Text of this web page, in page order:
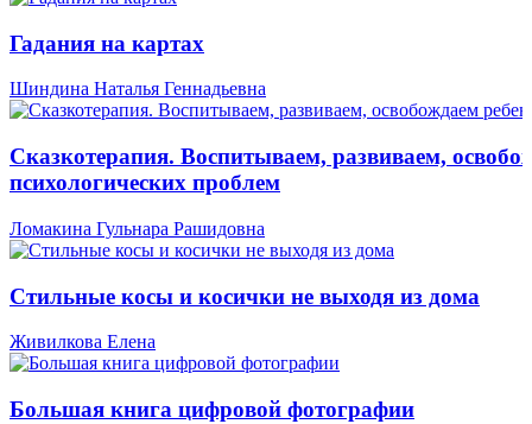
Гадания на картах
Шиндина Наталья Геннадьевна
Сказкотерапия. Воспитываем, развиваем,
психологических проблем
Ломакина Гульнара Рашидовна
Стильные косы и косички не выходя из дома
Живилкова Елена
Большая книга цифровой фотографии